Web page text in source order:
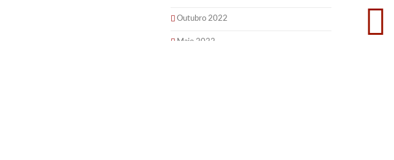
Outubro 2022
Maio 2022